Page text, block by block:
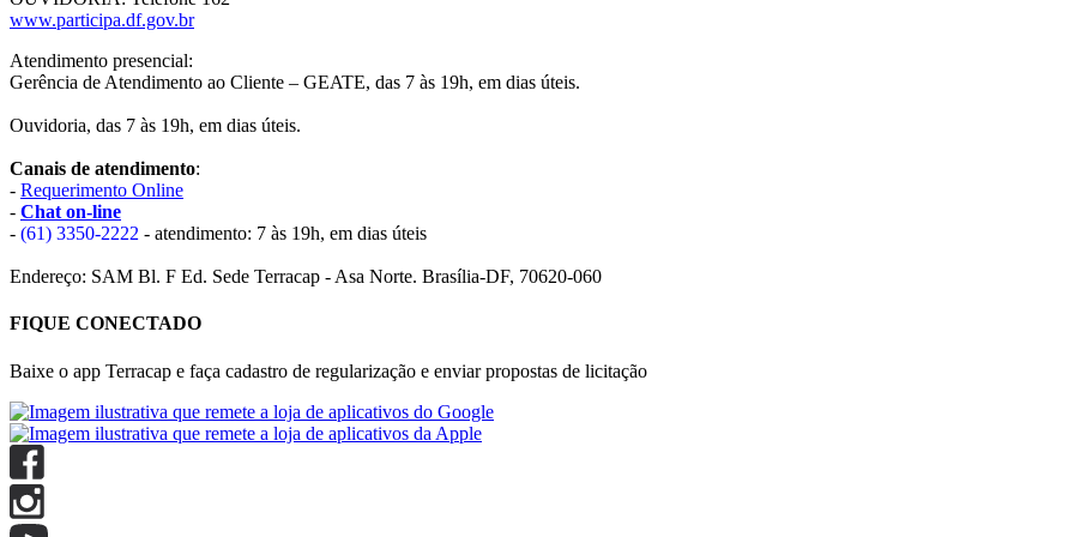
www.participa.df.gov.br
Atendimento presencial:
Gerência de Atendimento ao Cliente – GEATE, das 7 às 19h, em dias úteis.
Ouvidoria, das 7 às 19h, em dias úteis.
Canais de atendimento:
- Requerimento Online
- Chat on-line
- (61) 3350-2222 - atendimento: 7 às 19h, em dias úteis
Endereço: SAM Bl. F Ed. Sede Terracap - Asa Norte. Brasília-DF, 70620-060
FIQUE CONECTADO
Baixe o app Terracap e faça cadastro de regularização e enviar propostas de licitação